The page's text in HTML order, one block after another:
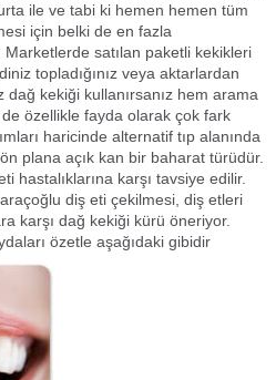
ile ve tabi ki hemen hemen tüm
için belki de en fazla
Marketlerde satılan paketli kekikleri
topladığınız veya aktarlardan
kekiği kullanırsanız hem arama
özellikle fayda olarak çok fark
haricinde alternatif tıp alanında
plana açık kan bir baharat türüdür.
hastalıklarına karşı tavsiye edilir.
diş eti çekilmesi, diş etleri
karşı dağ kekiği kürü öneriyor.
özetle aşağıdaki gibidir